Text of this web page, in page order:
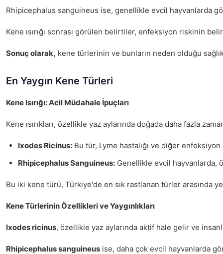
Rhipicephalus sanguineus ise, genellikle evcil hayvanlarda
Kene ısırığı sonrası görülen belirtiler, enfeksiyon riskinin
Sonuç olarak, kene türlerinin ve bunların neden olduğu
En Yaygın Kene Türleri
Kene Isırığı: Acil Müdahale İpuçları
Kene ısırıkları, özellikle yaz aylarında doğada daha fazla
Ixodes Ricinus: Bu tür, Lyme hastalığı ve diğer
Rhipicephalus Sanguineus: Genellikle evcil hayvanlarda,
Bu iki kene türü, Türkiye'de en sık rastlanan türler arasında
Kene Türlerinin Özellikleri ve Yaygınlıkları
Ixodes ricinus, özellikle yaz aylarında aktif hale gelir ve
Rhipicephalus sanguineus ise, daha çok evcil hayvanlarda